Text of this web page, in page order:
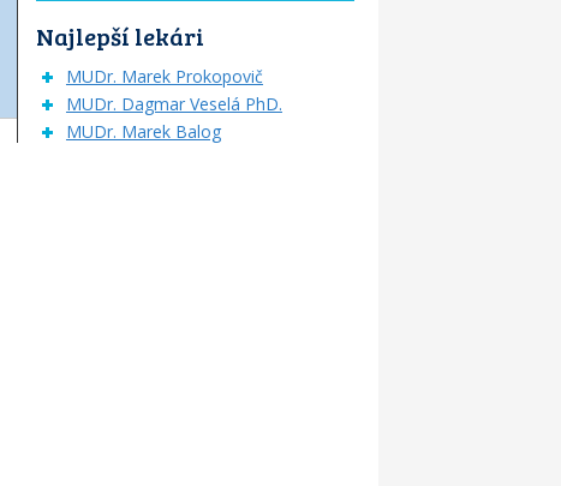
Najlepší lekári
MUDr. Marek Prokopovič
MUDr. Dagmar Veselá PhD.
MUDr. Marek Balog